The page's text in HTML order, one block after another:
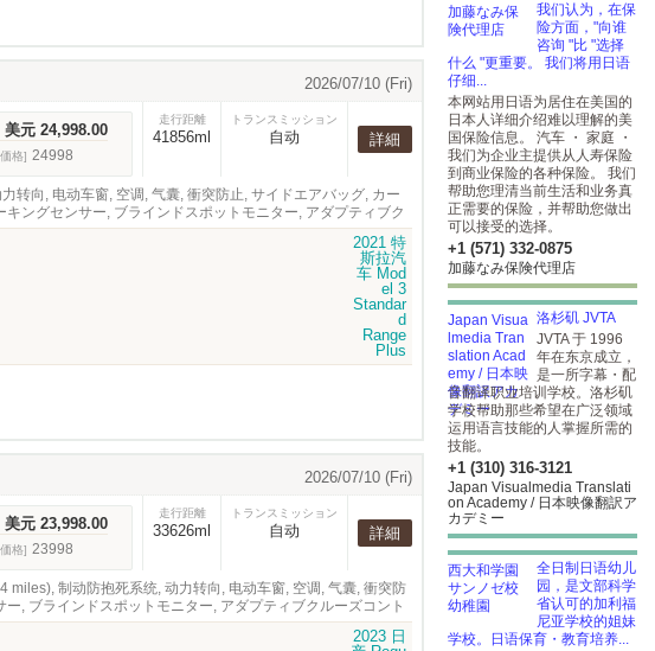
2026/07/10 (Fri)
美元 24,998.00
格] 24998
走行距離
41856ml
トランスミッション
自动 詳細
转向, 电动车窗, 空调, 气囊, 衝突防止, サイドエアバッグ, カー
ングセンサー, ブラインドスポットモニター, アダプティブク
2026/07/10 (Fri)
美元 23,998.00
格] 23998
走行距離
33626ml
トランスミッション
自动 詳細
制动防抱死系统, 动力转向, 电动车窗, 空调, 气囊, 衝突防
, ブラインドスポットモニター, アダプティブクルーズコント
我们认为，在保
险方面，"向谁
咨询 "比 "选择
什么 "更重要。 我们将用日语
仔细...
本网站用日语为居住在美国的
日本人详细介绍难以理解的美
国保险信息。 汽车 ・ 家庭 ・
我们为企业主提供从人寿保险
到商业保险的各种保险。 我们
帮助您理清当前生活和业务真
正需要的保险，并帮助您做出
可以接受的选择。
+1 (571) 332-0875
加藤なみ保険代理店
洛杉矶 JVTA
JVTA 于 1996
年在东京成立，
是一所字幕・配
音翻译职业培训学校。洛杉矶
学校帮助那些希望在广泛领域
运用语言技能的人掌握所需的
技能。
+1 (310) 316-3121
Japan Visualmedia Translati
on Academy / 日本映像翻訳ア
カデミー
全日制日语幼儿
园，是文部科学
省认可的加利福
尼亚学校的姐妹
学校。日语保育・教育培养...